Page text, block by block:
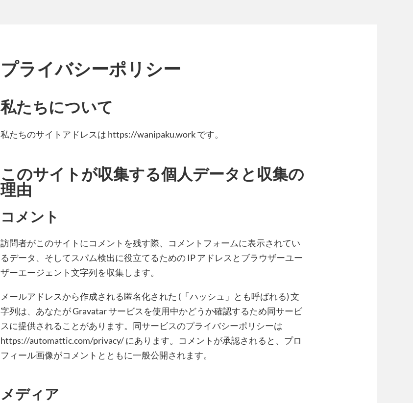
プライバシーポリシー
私たちについて
私たちのサイトアドレスは https://wanipaku.work です。
このサイトが収集する個人データと収集の
理由
コメント
訪問者がこのサイトにコメントを残す際、コメントフォームに表示されてい
るデータ、そしてスパム検出に役立てるための IP アドレスとブラウザーユー
ザーエージェント文字列を収集します。
メールアドレスから作成される匿名化された (「ハッシュ」とも呼ばれる) 文
字列は、あなたが Gravatar サービスを使用中かどうか確認するため同サービ
スに提供されることがあります。同サービスのプライバシーポリシーは
https://automattic.com/privacy/ にあります。コメントが承認されると、プロ
フィール画像がコメントとともに一般公開されます。
メディア